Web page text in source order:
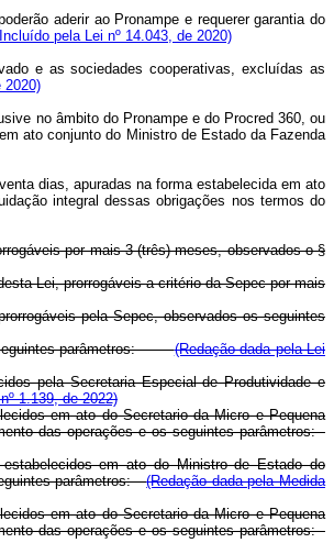
aderir ao Pronampe e requerer garantia do
pela Lei nº 14.043, de 2020)
e as sociedades cooperativas, excluídas as
2020)
no âmbito do Pronampe e do Procred 360, ou
ato conjunto do Ministro de Estado da Fazenda
dias, apuradas na forma estabelecida em ato
integral dessas obrigações nos termos do
por mais 3 (três) meses, observados o §
Lei, prorrogáveis a critério da Sepec por mais
pela Sepec, observados os seguintes
os seguintes parâmetros:(Redação dada pela Lei
pela Secretaria Especial de Produtividade e
1.139, de 2022)
em ato do Secretario da Micro e Pequena
das operações e os seguintes parâmetros:
em ato do Ministro de Estado do
parâmetros:(Redação dada pela Medida
em ato do Secretario da Micro e Pequena
das operações e os seguintes parâmetros: